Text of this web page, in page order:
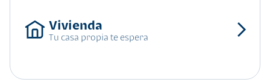
Tu casa propia te espera